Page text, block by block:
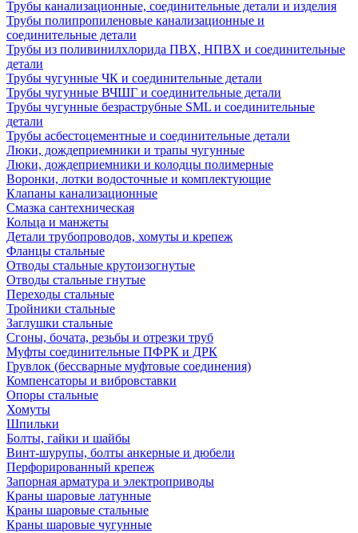
Трубы канализационные, соединительные детали и изделия
Трубы полипропиленовые канализационные и
соединительные детали
Трубы из поливинилхлорида ПВХ, НПВХ и соединительные
детали
Трубы чугунные ЧК и соединительные детали
Трубы чугунные ВЧШГ и соединительные детали
Трубы чугунные безраструбные SML и соединительные
детали
Трубы асбестоцементные и соединительные детали
Люки, дождеприемники и трапы чугунные
Люки, дождеприемники и колодцы полимерные
Воронки, лотки водосточные и комплектующие
Клапаны канализационные
Смазка сантехническая
Кольца и манжеты
Детали трубопроводов, хомуты и крепеж
Фланцы стальные
Отводы стальные крутоизогнутые
Отводы стальные гнутые
Переходы стальные
Тройники стальные
Заглушки стальные
Сгоны, бочата, резьбы и отрезки труб
Муфты соединительные ПФРК и ДРК
Грувлок (бессварные муфтовые соединения)
Компенсаторы и вибровставки
Опоры стальные
Хомуты
Шпильки
Болты, гайки и шайбы
Винт-шурупы, болты анкерные и дюбели
Перфорированный крепеж
Запорная арматура и электроприводы
Краны шаровые латунные
Краны шаровые стальные
Краны шаровые чугунные